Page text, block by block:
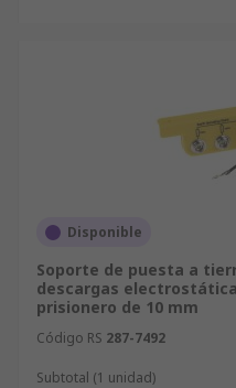
Disponible
Soporte de puesta a
descargas
prisionero de 10 mm
Código RS 287-7492
Subtotal (1 unidad)